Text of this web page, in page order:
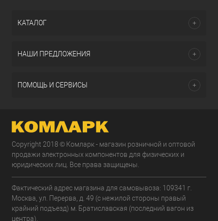
КАТАЛОГ
НАШИ ПРЕДЛОЖЕНИЯ
ПОМОЩЬ И СЕРВИСЫ
Copyright 2018 © Комларк - магазин розничной и оптовой
продажи электронных компонентов для физических и
юридических лиц. Все права защищены.
Фактический адрес магазина для самовывоза: 109341 г.
Москва, ул. Перерва, д. 49 (с нежилой стороны правый
крайний подъезд) м. Братиславская (последний вагон из
центра).